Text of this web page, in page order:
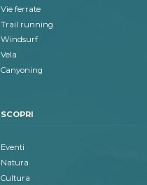
Vie ferrate
Trail running
Windsurf
Vela
Canyoning
SCOPRI
Eventi
Natura
Cultura